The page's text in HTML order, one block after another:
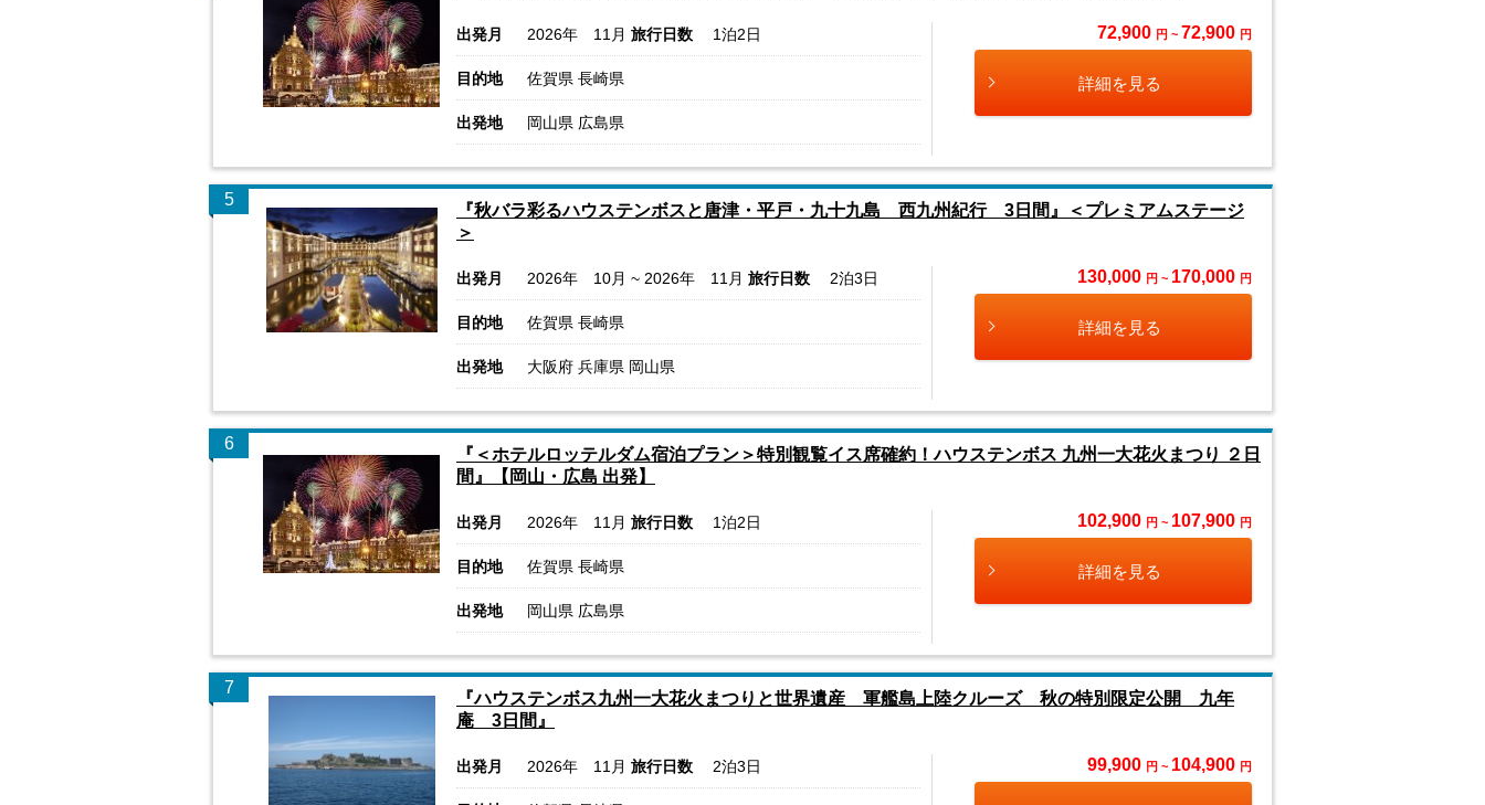
出発月 2026年 11月 旅行日数 1泊2日
目的地 佐賀県 長崎県
出発地 岡山県 広島県
72,900 円 ~ 72,900 円
詳細を見る
5
『秋バラ彩るハウステンボスと唐津・平戸・九十九島 西九州紀行 3日間』＜プレミアムステージ
＞
出発月 2026年 10月 ~ 2026年 11月 旅行日数 2泊3日
目的地 佐賀県 長崎県
出発地 大阪府 兵庫県 岡山県
130,000 円 ~ 170,000 円
詳細を見る
6
『＜ホテルロッテルダム宿泊プラン＞特別観覧イス席確約！ハウステンボス 九州一大花火まつり ２日
間』【岡山・広島 出発】
出発月 2026年 11月 旅行日数 1泊2日
目的地 佐賀県 長崎県
出発地 岡山県 広島県
102,900 円 ~ 107,900 円
詳細を見る
7
『ハウステンボス九州一大花火まつりと世界遺産 軍艦島上陸クルーズ 秋の特別限定公開 九年
庵 3日間』
出発月 2026年 11月 旅行日数 2泊3日 99,900 円 ~ 104,900 円